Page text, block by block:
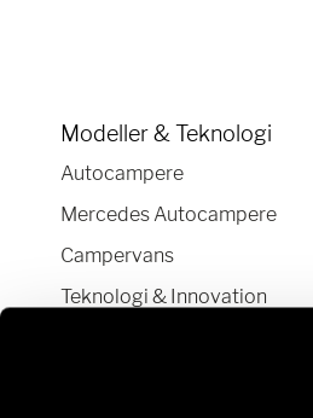
Modeller & Teknologi
Autocampere
Mercedes Autocampere
Campervans
Teknologi & Innovation